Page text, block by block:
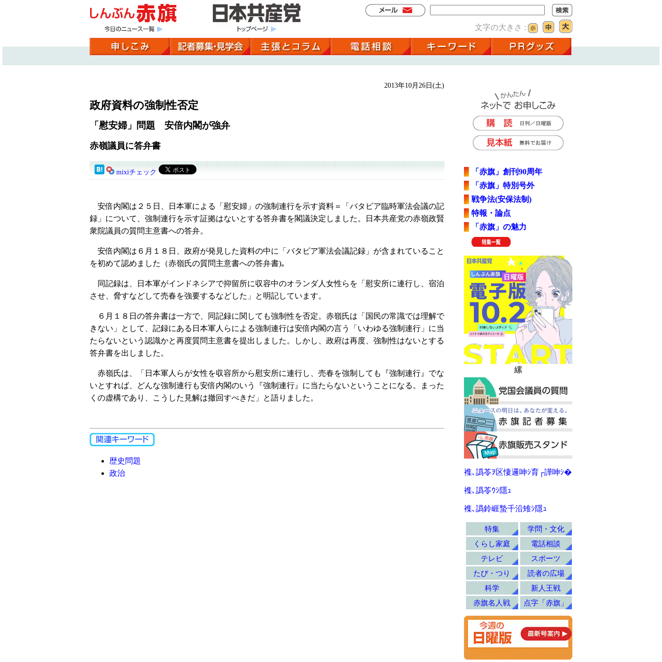
文字の大きさ :
2013年10月26日(土)
政府資料の強制性否定
「慰安婦」問題 安倍内閣が強弁
赤嶺議員に答弁書
mixiチェック
安倍内閣は２５日、日本軍による「慰安婦」の強制連行を示す資料＝「バタビア臨時軍法会議の記
録」について、強制連行を示す証拠はないとする答弁書を閣議決定しました。日本共産党の赤嶺政賢
衆院議員の質問主意書への答弁。
安倍内閣は６月１８日、政府が発見した資料の中に「バタビア軍法会議記録」が含まれていること
を初めて認めました（赤嶺氏の質問主意書への答弁書)｡
同記録は、日本軍がインドネシアで抑留所に収容中のオランダ人女性らを「慰安所に連行し、宿泊
させ、脅すなどして売春を強要するなどした」と明記しています。
６月１８日の答弁書は一方で、同記録に関しても強制性を否定。赤嶺氏は「国民の常識では理解で
きない」として、記録にある日本軍人らによる強制連行は安倍内閣の言う「いわゆる強制連行」に当
たらないという認識かと再度質問主意書を提出しました。しかし、政府は再度、強制性はないとする
答弁書を出しました。
赤嶺氏は、「日本軍人らが女性を収容所から慰安所に連行し、売春を強制しても『強制連行』でな
いとすれば、どんな強制連行も安倍内閣のいう『強制連行』に当たらないということになる。まった
くの虚構であり、こうした見解は撤回すべきだ」と語りました。
歴史問題
政治
「赤旗」創刊90周年
「赤旗」特別号外
戦争法(安保法制)
特報・論点
「赤旗」の魅力
縲
襍､譌苓ｦ区悽邏呻ｼ育┌譁呻ｼ�
襍､譌苓ｳｼ隱ｭ
襍､譌鈴崕蟄千沿雉ｼ隱ｭ
特集
学問・文化
くらし家庭
電話相談
テレビ
スポーツ
たび・つり
読者の広場
科学
新人王戦
赤旗名人戦
点字「赤旗」